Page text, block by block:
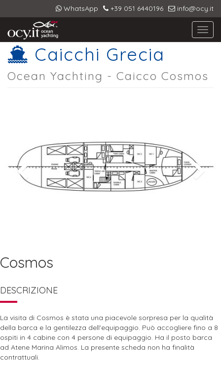
WhatsApp +39 051 6440196 info@ocy.it
Caicchi Grecia
Ocean Yachting - Caicco Cosmos
Cosmos
DESCRIZIONE
La visita di Cosmos è stata una piacevole sorpresa per la qualità
della barca e la gentilezza dell'equipaggio. Può accogliere fino a 8
ospiti in 4 cabine con 4 persone di equipaggio. Ha il posto barca
ad Atene Marina Alimos. La presente scheda non ha finalità
contrattuali.